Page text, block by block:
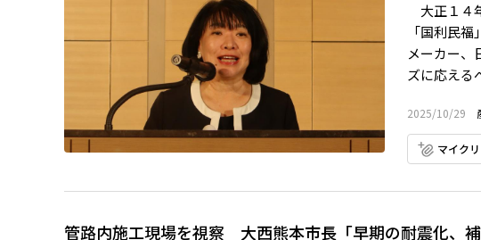
大正１４
「国利民
メーカー、
ズに応える
2025/10/29
マイク
管路内施工現場を視察 大西熊本市長「早期の耐震化、補